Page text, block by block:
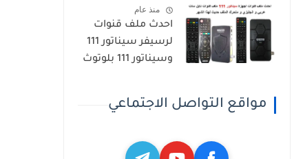
منذ عام
احدث ملف قنوات
لرسيفر سيناتور 111
وسيناتور 111 بلوتوث
مواقع التواصل الاجتماعي